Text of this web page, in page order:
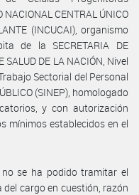
CENTRAL ÚNICO
(INCUCAI), organismo
de la SECRETARIA DE
SALUD DE LA NACIÓN, Nivel
Sectorial del Personal
(SINEP), homologado
y con autorización
mínimos establecidos en el
se ha podido tramitar el
cargo en cuestión, razón